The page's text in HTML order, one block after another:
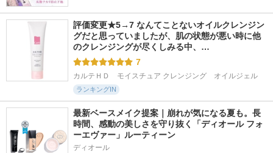
評価変更★5→7 なんてことないオイルクレンジン
グだと思っていましたが、肌の状態が悪い時に他
のクレンジングが尽くしみる中、…
7
カルテＨＤ　モイスチュア クレンジング　オイルジェル
ランキングIN
最新ベースメイク提案｜崩れが気になる夏も。長
時間、感動の美しさを守り抜く「ディオール フォ
ーエヴァー」ルーティーン
ディオール